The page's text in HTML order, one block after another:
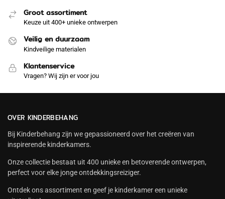
Groot assortiment
Keuze uit 400+ unieke ontwerpen
Veilig en duurzaam
Kindveilige materialen
Klantenservice
Vragen? Wij zijn er voor jou
OVER KINDERBEHANG
Bij Kinderbehang zijn we gepassioneerd over het creëren van
inspirerende kinderkamers.
Onze collectie bestaat uit 400 unieke en betoverende ontwerpen,
perfect voor elke jonge ontdekkingsreiziger.
Ontdek ons assortiment en geef je kinderkamer een unieke